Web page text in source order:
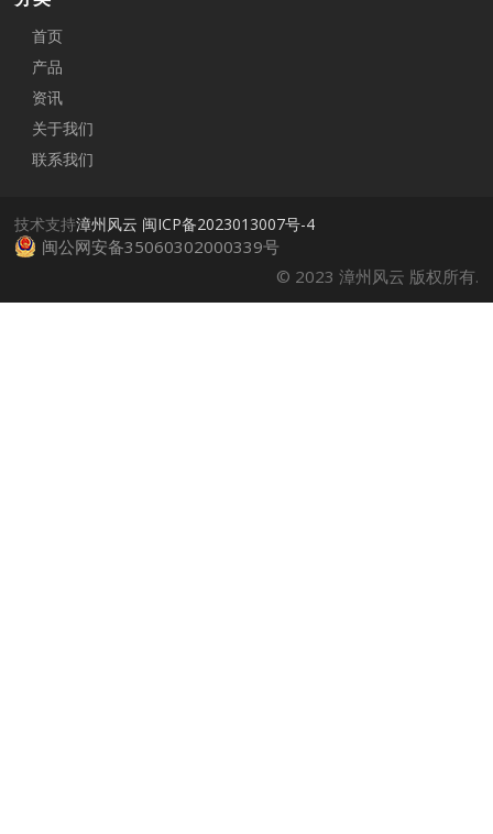
首页
产品
资讯
关于我们
联系我们
技术支持漳州风云 闽ICP备2023013007号-4
闽公网安备35060302000339号
© 2023 漳州风云 版权所有.